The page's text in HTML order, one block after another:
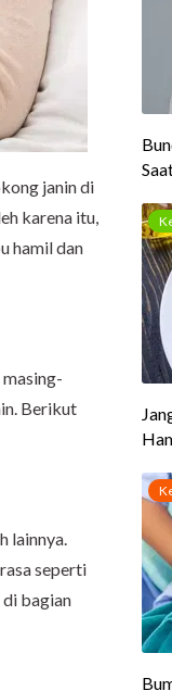
janin di
karena itu,
hamil dan
Berikut
lainnya.
seperti
bagian